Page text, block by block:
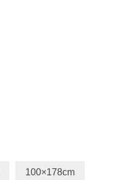
100×178cm